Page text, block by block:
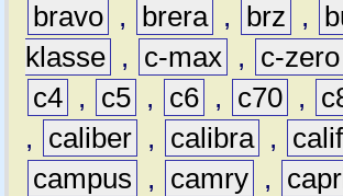
bravo , brera , brz ,
klasse , c-max , c-zero
c4 , c5 , c6 , c70 ,
,
caliber , calibra ,
campus
, camry ,